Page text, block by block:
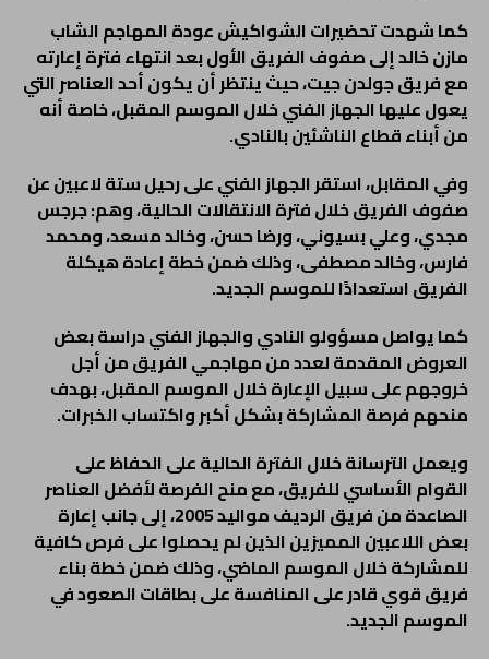
كما شهدت تحضيرات الشواكيش عودة المهاجم الشاب
مازن خالد إلى صفوف الفريق الأول بعد انتهاء فترة إعارته
مع فريق جولدن جيت، حيث ينتظر أن يكون أحد العناصر التي
يعول عليها الجهاز الفني خلال الموسم المقبل، خاصة أنه
من أبناء قطاع الناشئين بالنادي.
وفي المقابل، استقر الجهاز الفني على رحيل ستة لاعبين عن
صفوف الفريق خلال فترة الانتقالات الحالية، وهم: جرجس
مجدي، وعلي بسيوني، ورضا حسن، وخالد مسعد، ومحمد
فارس، وخالد مصطفى، وذلك ضمن خطة إعادة هيكلة
الفريق استعدادًا للموسم الجديد.
كما يواصل مسؤولو النادي والجهاز الفني دراسة بعض
العروض المقدمة لعدد من مهاجمي الفريق من أجل
خروجهم على سبيل الإعارة خلال الموسم المقبل، بهدف
منحهم فرصة المشاركة بشكل أكبر واكتساب الخبرات.
ويعمل الترسانة خلال الفترة الحالية على الحفاظ على
القوام الأساسي للفريق، مع منح الفرصة لأفضل العناصر
الصاعدة من فريق الرديف مواليد 2005، إلى جانب إعارة
بعض اللاعبين المميزين الذين لم يحصلوا على فرص كافية
للمشاركة خلال الموسم الماضي، وذلك ضمن خطة بناء
فريق قوي قادر على المنافسة على بطاقات الصعود في
الموسم الجديد.